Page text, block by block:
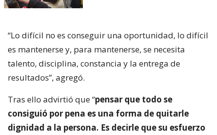
“Lo difícil no es conseguir una oportunidad, lo difícil
es mantenerse y, para mantenerse, se necesita
talento, disciplina, constancia y la entrega de
resultados”, agregó.
Tras ello advirtió que “pensar que todo se
consiguió por pena es una forma de quitarle
dignidad a la persona. Es decirle que su esfuerzo